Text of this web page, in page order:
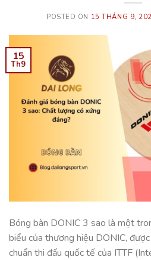
POSTED ON 15 THÁNG 9,
15
Th9
Bóng bàn DONIC 3 sao là một
biểu của thương hiệu DONIC,
chuẩn thi đấu quốc tế của ITTF